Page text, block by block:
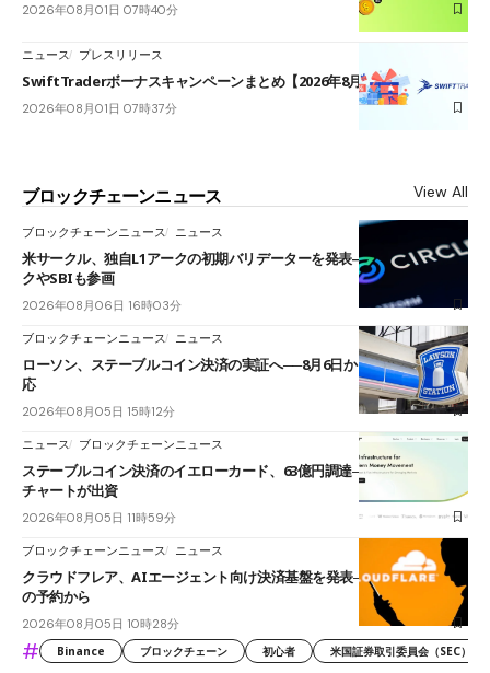
2026年08月01日 07時40分
ニュース プレスリリース
SwiftTraderボーナスキャンペーンまとめ【2026年8月最新】
2026年08月01日 07時37分
ブロックチェーンニュース View All
ブロックチェーンニュース ニュース
米サークル、独自L1アークの初期バリデーターを発表――ブラックロッ
クやSBIも参画
2026年08月06日 16時03分
ブロックチェーンニュース ニュース
ローソン、ステーブルコイン決済の実証へ──8月6日からJPYCやUSDC対
応
2026年08月05日 15時12分
ニュース ブロックチェーンニュース
ステーブルコイン決済のイエローカード、63億円調達──ソニーやスタン
チャートが出資
2026年08月05日 11時59分
ブロックチェーンニュース ニュース
クラウドフレア、AIエージェント向け決済基盤を発表──まずハンドル名
の予約から
2026年08月05日 10時28分
# Binance ブロックチェーン 初心者 米国証券取引委員会（SEC）